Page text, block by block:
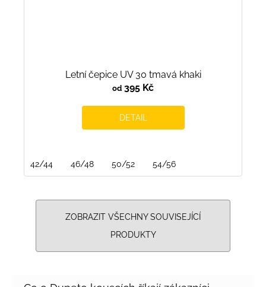
Letní čepice UV 30 tmavá khaki
od 395 Kč
DETAIL
42/44 46/48 50/52 54/56
ZOBRAZIT VŠECHNY SOUVISEJÍCÍ
PRODUKTY